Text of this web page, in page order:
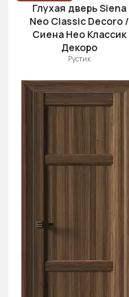
Глухая дверь Siena
Neo Classic Decoro /
Сиена Нео Классик
Декоро
Рустик